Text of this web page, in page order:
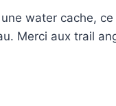
water cache,
Merci aux trail